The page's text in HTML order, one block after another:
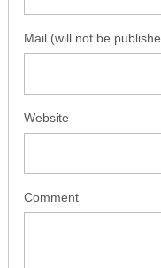
Mail (will not be
Website
Comment